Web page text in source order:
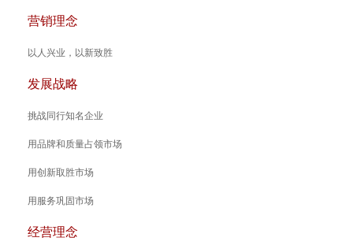
营销理念
以人兴业，以新致胜
发展战略
挑战同行知名企业
用品牌和质量占领市场
用创新取胜市场
用服务巩固市场
经营理念